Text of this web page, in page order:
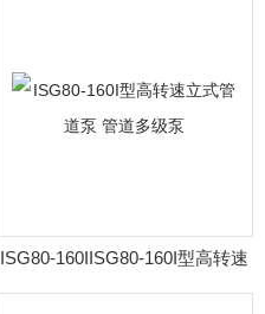
ISG80-160IISG80-160I型高转速
立式管道泵 管道多级泵